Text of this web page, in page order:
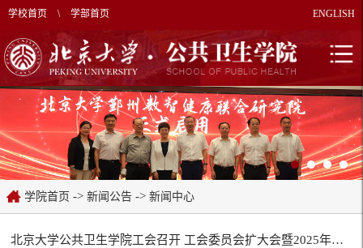
学校首页 \ 学部首页 ENGLISH
学院首页 -> 新闻公告 -> 新闻中心
北京大学公共卫生学院工会召开 工会委员会扩大会暨2025年度工会工作总结汇报会